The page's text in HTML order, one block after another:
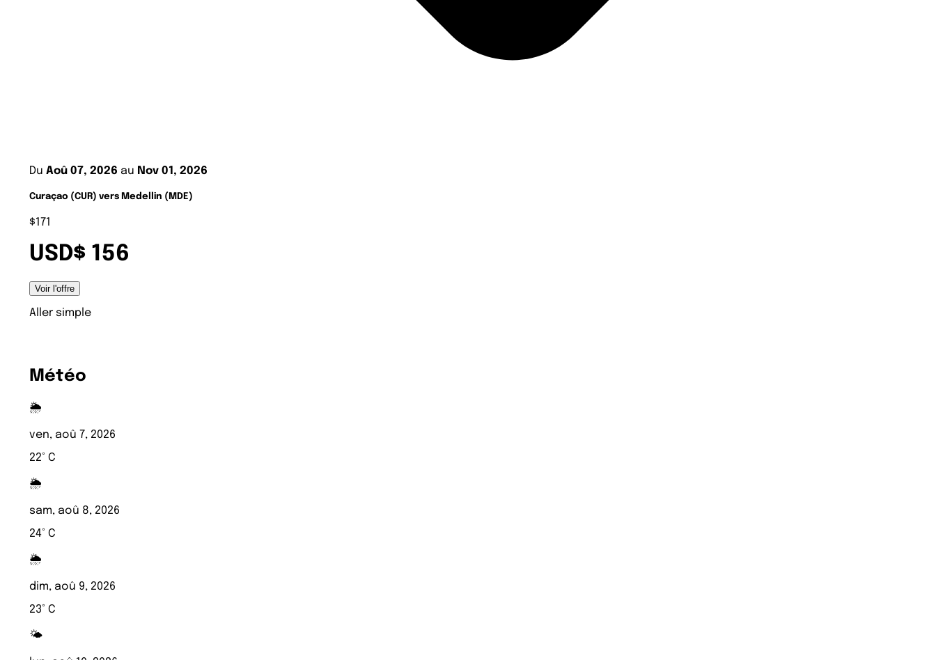
Du Aoû 07, 2026 au Nov 01, 2026
Curaçao (CUR) vers Medellin (MDE)
$171
USD$ 156
Voir l'offre
Aller simple
Météo
🌦️
ven, aoû 7, 2026
22° C
🌦️
sam, aoû 8, 2026
24° C
🌦️
dim, aoû 9, 2026
23° C
🌤️